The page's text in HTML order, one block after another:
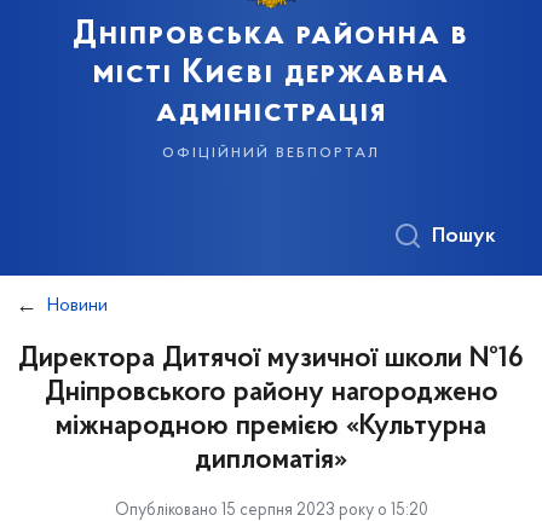
Дніпровська районна в
місті Києві державна
адміністрація
офіційний вебпортал
Пошук
Новини
Директора Дитячої музичної школи №16
Дніпровського району нагороджено
міжнародною премією «Культурна
дипломатія»
Опубліковано 15 серпня 2023 року о 15:20